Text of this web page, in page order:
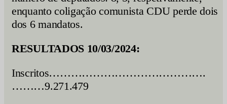
enquanto coligação comunista CDU perde dois
dos 6 mandatos.
RESULTADOS 10/03/2024:
Inscritos…………………………………….
………9.271.479